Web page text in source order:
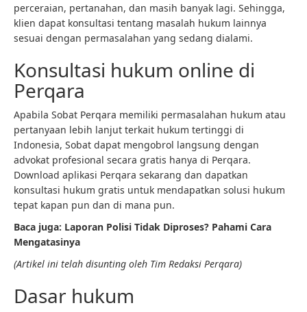
perceraian, pertanahan, dan masih banyak lagi. Sehingga,
klien dapat konsultasi tentang masalah hukum lainnya
sesuai dengan permasalahan yang sedang dialami.
Konsultasi hukum online di
Perqara
Apabila Sobat Perqara memiliki permasalahan hukum atau
pertanyaan lebih lanjut terkait hukum tertinggi di
Indonesia, Sobat dapat mengobrol langsung dengan
advokat profesional secara gratis hanya di Perqara.
Download aplikasi Perqara sekarang dan dapatkan
konsultasi hukum gratis untuk mendapatkan solusi hukum
tepat kapan pun dan di mana pun.
Baca juga: Laporan Polisi Tidak Diproses? Pahami Cara
Mengatasinya
(Artikel ini telah disunting oleh Tim Redaksi Perqara)
Dasar hukum